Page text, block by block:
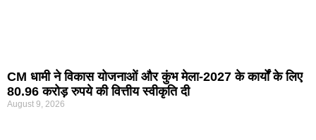
CM धामी ने विकास योजनाओं और कुंभ मेला-2027 के कार्यों के लिए
80.96 करोड़ रुपये की वित्तीय स्वीकृति दी
August 9, 2026